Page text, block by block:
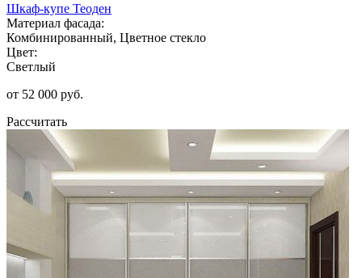
Шкаф-купе Теоден
Материал фасада:
Комбинированный, Цветное стекло
Цвет:
Светлый
от 52 000 руб.
Рассчитать